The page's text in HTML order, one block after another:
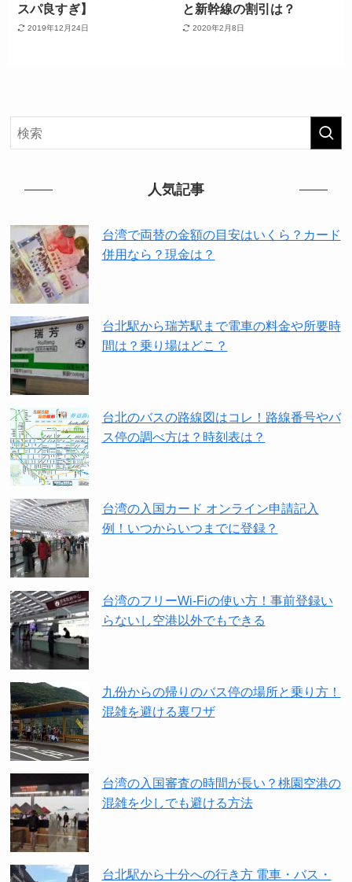
スパ良すぎ】
2019年12月24日
と新幹線の割引は？
2020年2月8日
人気記事
台湾で両替の金額の目安はいくら？カード
併用なら？現金は？
台北駅から瑞芳駅まで電車の料金や所要時
間は？乗り場はどこ？
台北のバスの路線図はコレ！路線番号やバ
ス停の調べ方は？時刻表は？
台湾の入国カード オンライン申請記入
例！いつからいつまでに登録？
台湾のフリーWi-Fiの使い方！事前登録い
らないし空港以外でもできる
九份からの帰りのバス停の場所と乗り方！
混雑を避ける裏ワザ
台湾の入国審査の時間が長い？桃園空港の
混雑を少しでも避ける方法
台北駅から十分への行き方 電車・バス・